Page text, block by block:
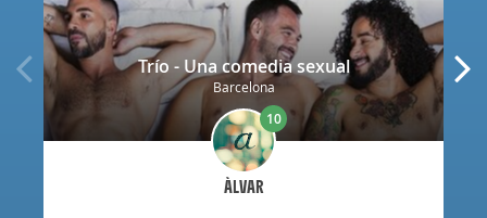
Trío - Una comedia sexual
Barcelona
ÀLVAR
10